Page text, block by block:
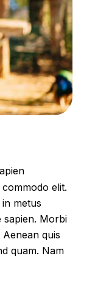
elit.
metus
sapien. Morbi
quis
quam. Nam